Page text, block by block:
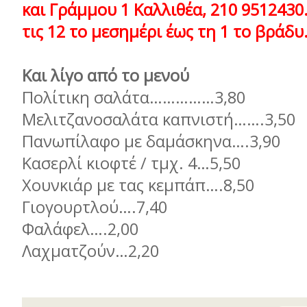
και Γράμμου 1 Καλλιθέα, 210
τις 12 το μεσημέρι έως τη 1 το
Και λίγο από το μενού
Πολίτικη σαλάτα……………3,80
Μελιτζανοσαλάτα καπνιστή…….3,50
Πανωπίλαφο με δαμάσκηνα….3,90
Κασερλί κιοφτέ / τμχ. 4…5,50
Χουνκιάρ με τας κεμπάπ….8,50
Γιογουρτλού….7,40
Φαλάφελ….2,00
Λαχματζούν…2,20